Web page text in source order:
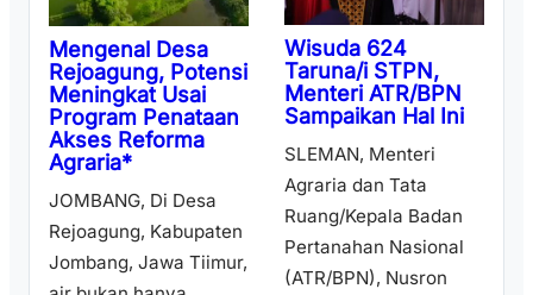
Mengenal Desa
Rejoagung, Potensi
Meningkat Usai
Program Penataan
Akses Reforma
Agraria*
JOMBANG, Di Desa
Rejoagung, Kabupaten
Jombang, Jawa Tiimur,
Wisuda 624
Taruna/i STPN,
Menteri ATR/BPN
Sampaikan Hal Ini
SLEMAN, Menteri
Agraria dan Tata
Ruang/Kepala Badan
Pertanahan Nasional
(ATR/BPN), Nusron